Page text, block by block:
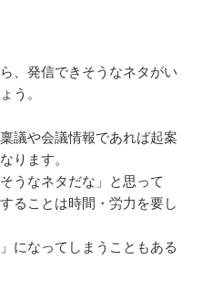
、発信できそうなネタがい
う。
議や会議情報であれば起案
ります。
うなネタだな」と思って
ることは時間・労力を要し
になってしまうこともある